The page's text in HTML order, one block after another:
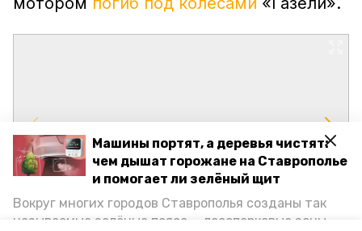
Машины портят, а деревья чистят:
чем дышат горожане на Ставрополье
и помогает ли зелёный щит
Вокруг многих городов Ставрополья созданы так
называемые зелёные пояса — лесопарковые зоны,